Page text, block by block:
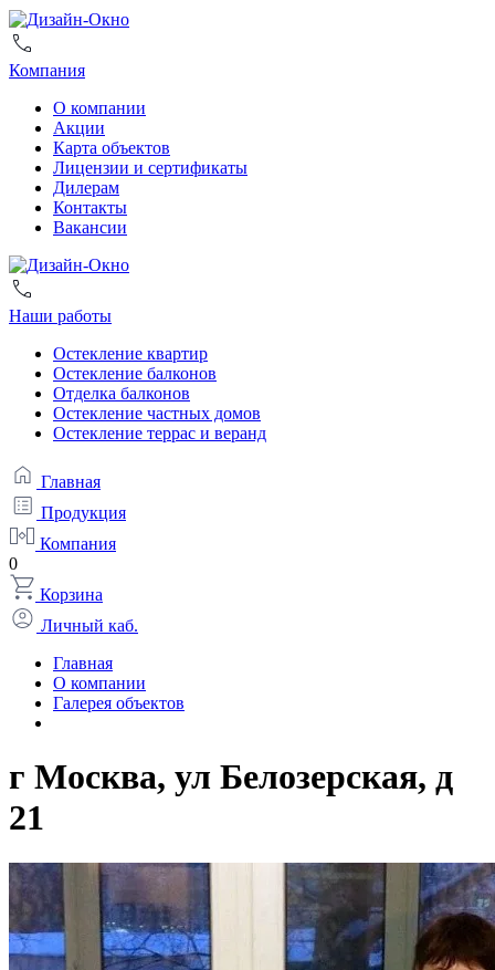
Компания
О компании
Акции
Карта объектов
Лицензии и сертификаты
Дилерам
Контакты
Вакансии
Наши работы
Остекление квартир
Остекление балконов
Отделка балконов
Остекление частных домов
Остекление террас и веранд
Главная
Продукция
Компания
0
Корзина
Личный каб.
Главная
О компании
Галерея объектов
г Москва, ул Белозерская, д
21